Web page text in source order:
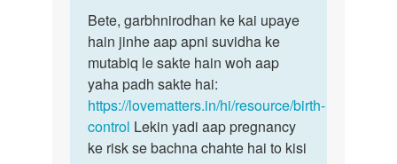
to
Garvnirodhak
goli
ka
name…
by
Love
Bete,
garbhnirodhan
ke
kai…
Bete, garbhnirodhan ke kai upaye
hain jinhe aap apni suvidha ke
mutabiq le sakte hain woh aap
yaha padh sakte hai:
https://lovematters.in/hi/resource/birth-
control Lekin yadi aap pregnancy
ke risk se bachna chahte hai to kisi